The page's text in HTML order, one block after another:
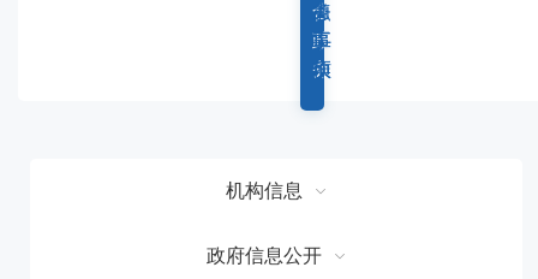
合
政
务
点
工
作
力
事
项
务
事
项
机构信息
政府信息公开